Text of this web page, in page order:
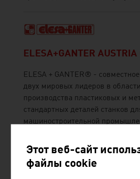
ELESA+GANTER AUSTRIA
ELESA + GANTER® -
двух мировых лидеров в
производства пластиковых и
стандартных деталей станков
машиностроительной
KG (Фуртванген, Германия).
дочерняя компания
Этот веб-сайт
файлы cookie